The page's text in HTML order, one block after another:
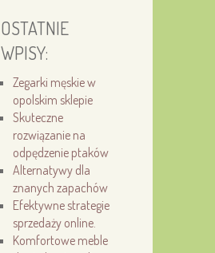
OSTATNIE
WPISY:
Zegarki męskie w
opolskim sklepie
Skuteczne
rozwiązanie na
odpędzenie ptaków
Alternatywy dla
znanych zapachów
Efektywne strategie
sprzedaży online.
Komfortowe meble